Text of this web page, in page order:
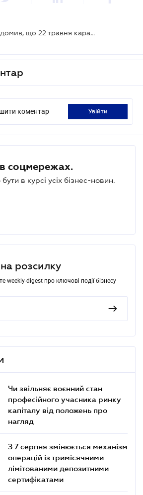
Прем'єр-міністр повідомив, що 22 травня карантин не закінчиться
коментар увійти
соцмережах.
в курсі усіх бізнес-новин.
розсилку
weekly-digest про ключові події бізнесу
Чи звільняє воєнний стан
професійного учасника ринку
капіталу від положень про
нагляд
З 7 серпня змінюється механізм
операцій із тримісячними
лімітованими депозитними
сертифікатами